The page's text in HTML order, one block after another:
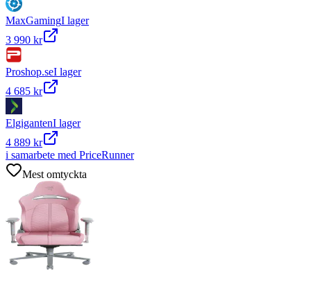
MaxGamingI lager
3 990 kr
Proshop.seI lager
4 685 kr
ElgigantenI lager
4 889 kr
i samarbete med PriceRunner
Mest omtyckta